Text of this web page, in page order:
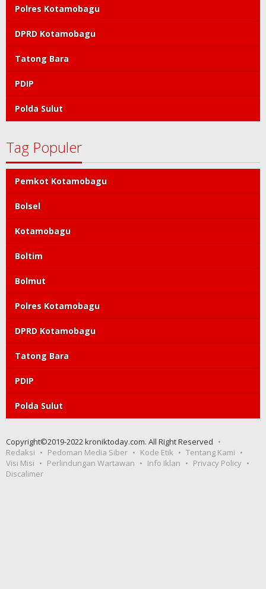
Polres Kotamobagu
DPRD Kotamobagu
Tatong Bara
PDIP
Polda Sulut
Tag Populer
Pemkot Kotamobagu
Bolsel
Kotamobagu
Boltim
Bolmut
Polres Kotamobagu
DPRD Kotamobagu
Tatong Bara
PDIP
Polda Sulut
Copyright©2019-2022 kroniktoday.com. All Right Reserved
Redaksi
Pedoman Media Siber Kode Etik
Tentang Kami
Visi Misi
Perlindungan Wartawan Info Iklan
Privacy Policy
Discalimer